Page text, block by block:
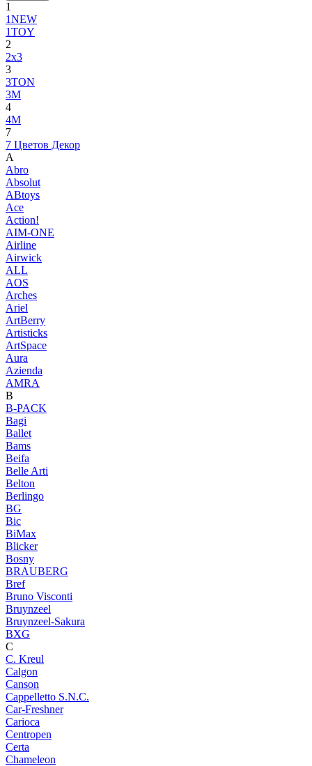
1
1NEW
1TOY
2
2x3
3
3TON
3М
4
4M
7
7 Цветов Декор
A
Abro
Absolut
ABtoys
Ace
Action!
AIM-ONE
Airline
Airwick
ALL
AOS
Arches
Ariel
ArtBerry
Artisticks
ArtSpace
Aura
Azienda
AМRA
B
B-PACK
Bagi
Ballet
Bams
Beifa
Belle Arti
Belton
Berlingo
BG
Bic
BiMax
Blicker
Bosny
BRAUBERG
Bref
Bruno Visconti
Bruynzeel
Bruynzeel-Sakura
BXG
C
C. Kreul
Calgon
Canson
Cappelletto S.N.C.
Car-Freshner
Carioca
Centropen
Certa
Chameleon